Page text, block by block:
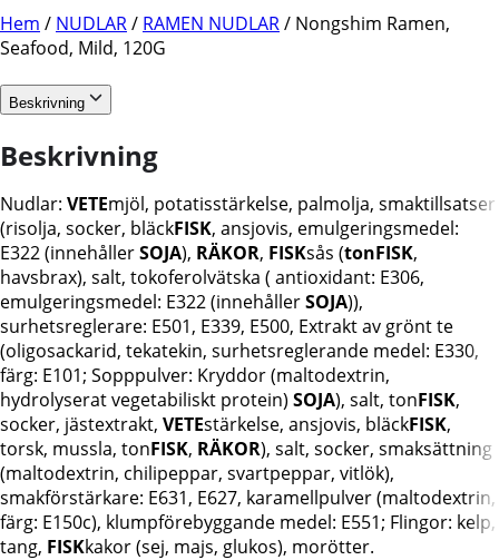
Hem / NUDLAR/ RAMEN NUDLAR/ Nongshim Ramen,
Seafood, Mild, 120G
Beskrivning
Beskrivning
Nudlar: VETEmjöl, potatisstärkelse, palmolja, smaktillsatser
(risolja, socker, bläckFISK, ansjovis, emulgeringsmedel:
E322 (innehållerSOJA), RÄKOR, FISKsås (tonFISK,
havsbrax), salt, tokoferolvätska ( antioxidant: E306,
emulgeringsmedel: E322 (innehållerSOJA)),
surhetsreglerare: E501, E339, E500, Extrakt av grönt te
(oligosackarid, tekatekin, surhetsreglerande medel: E330,
färg: E101; Sopppulver: Kryddor (maltodextrin,
hydrolyserat vegetabiliskt protein) SOJA), salt, tonFISK,
socker, jästextrakt, VETEstärkelse, ansjovis, bläckFISK,
torsk, mussla, tonFISK, RÄKOR), salt, socker, smaksättning
(maltodextrin, chilipeppar, svartpeppar, vitlök),
smakförstärkare: E631, E627, karamellpulver (maltodextrin,
färg: E150c), klumpförebyggande medel: E551; Flingor: kelp,
tang, FISKkakor (sej, majs, glukos), morötter.